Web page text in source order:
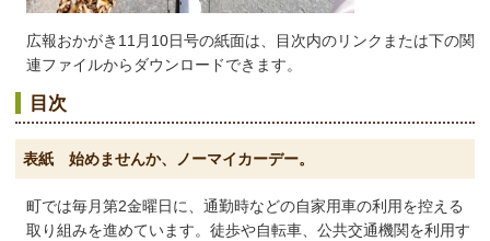
広報おかがき11月10日号の紙面は、目次内のリンクまたは下の関
連ファイルからダウンロードできます。
目次
表紙 始めませんか、ノーマイカーデー。
町では毎月第2金曜日に、通勤時などの自家用車の利用を控える
取り組みを進めています。徒歩や自転車、公共交通機関を利用す